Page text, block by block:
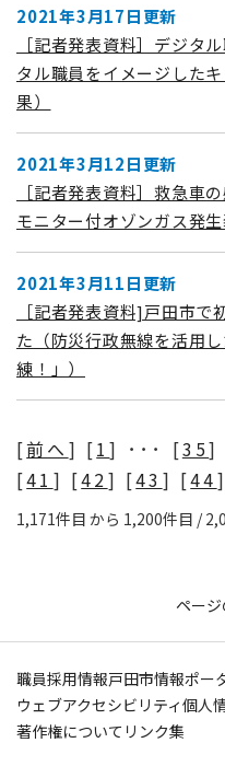
2021年3月17日更新
［記者発表資料］デジタ
タル職員をイメージした
果）
2021年3月12日更新
［記者発表資料］救急車
モニター付オゾンガス発生
2021年3月11日更新
［記者発表資料]戸田市
た（防災行政無線を活用
練！」）
ページ送り
[前へ ] [1] ･･･ [35]
[41 ] [42] [43 ] [44
1,171件目 から 1,200件目 /
ペー
職員採用情報戸田市情報ポー
ウェブアクセシビリティ個人
著作権について リンク集